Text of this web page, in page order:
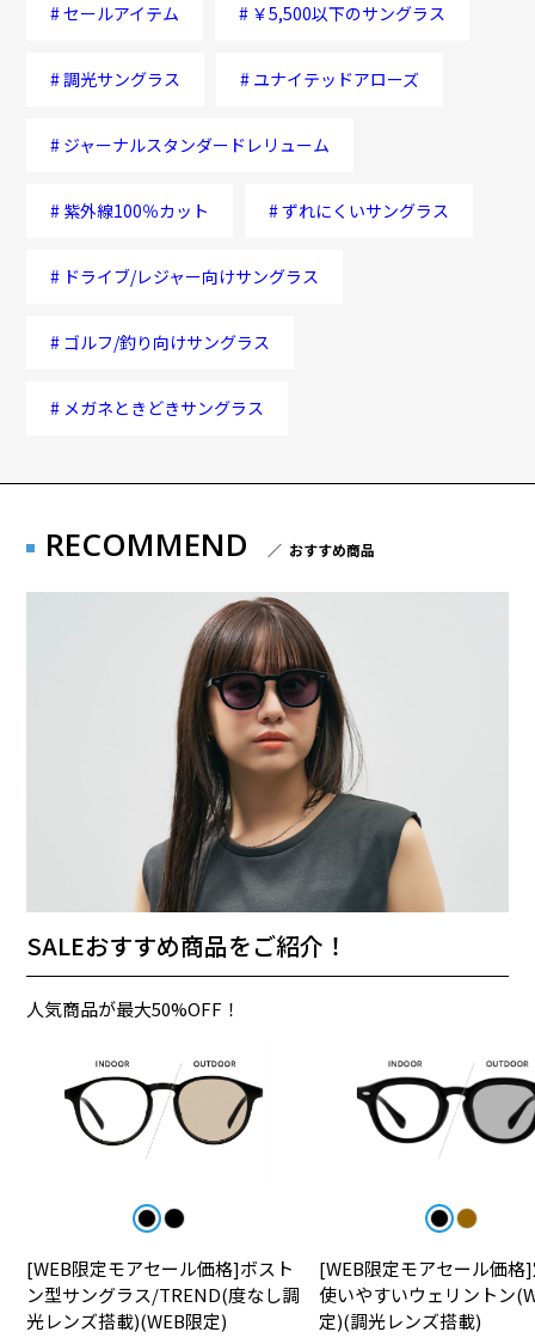
#セールアイテム # ￥5,500以下のサングラス
#調光サングラス # ユナイテッドアローズ
# ジャーナルスタンダードレリューム
# 紫外線100％カット #ずれにくいサングラス
# ドライブ/レジャー向けサングラス
# ゴルフ/釣り向けサングラス
# メガネときどきサングラス
RECOMMEND ／ おすすめ商品
SALEおすすめ商品をご紹介！
人気商品が最大50%OFF！
[WEB限定モアセール価格]ボスト
ン型サングラス/TREND(度なし調
光レンズ搭載)(WEB限定)
[WEB限定モアセール価格
使いやすいウェリントン
定)(調光レンズ搭載)